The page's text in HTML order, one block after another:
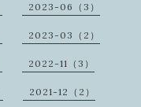
2023-06（3）
2023-03（2）
2022-11（3）
2021-12（2）